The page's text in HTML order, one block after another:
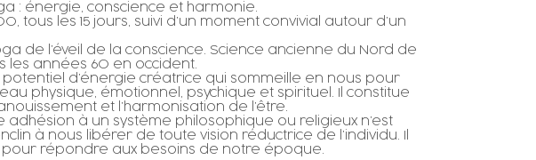
: énergie, conscience et harmonie.
tous les 15 jours, suivi d’un moment convivial autour d’un
de l’éveil de la conscience. Science ancienne du Nord de
les années 60 en occident.
potentiel d’énergie créatrice qui sommeille en nous pour
physique, émotionnel, psychique et spirituel. Il constitue
et l’harmonisation de l’être.
adhésion à un système philosophique ou religieux n’est
à nous libérer de toute vision réductrice de l’individu. Il
pour répondre aux besoins de notre époque.